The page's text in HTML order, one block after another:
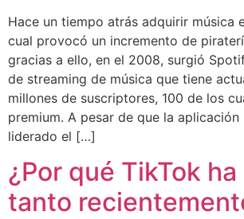
Hace un tiempo atrás adquirir música
cual provocó un incremento de
gracias a ello, en el 2008, surgió
de streaming de música que tiene
millones de suscriptores, 100 de los
premium. A pesar de que la aplicación
liderado el […]
¿Por qué TikTok
tanto